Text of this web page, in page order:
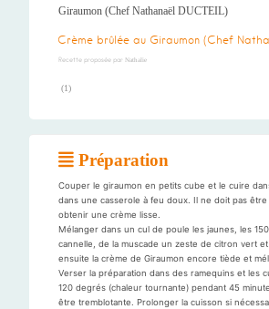
Giraumon (Chef Nathanaël DUCTEIL)
Crème brûlée au Giraumon (Chef
Recette proposée par Nathalie
(1)
Préparation
Couper le giraumon en petits cube et le cuire
dans une casserole à feu doux. Il ne doit pas
obtenir une crème lisse.
Mélanger dans un cul de poule les jaunes, les
cannelle, de la muscade un zeste de citron vert
ensuite la crème de Giraumon encore tiède et
Verser la préparation dans des ramequins et les
120 degrés (chaleur tournante) pendant 45
être tremblotante. Prolonger la cuisson si